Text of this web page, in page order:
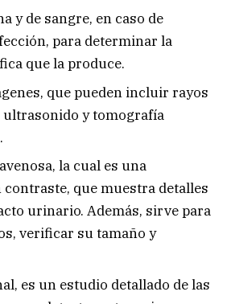
y de sangre, en caso de
para determinar la
que la produce.
que pueden incluir rayos
ultrasonido y tomografía
la cual es una
que muestra detalles
urinario. Además, sirve para
verificar su tamaño y
es un estudio detallado de las